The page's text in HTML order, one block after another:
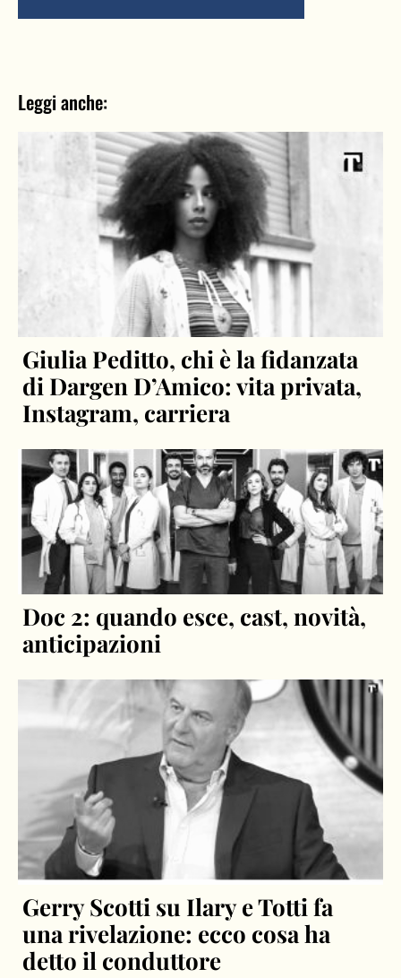
Leggi anche:
Giulia Peditto, chi è la fidanzata
di Dargen D’Amico: vita privata,
Instagram, carriera
Doc 2: quando esce, cast, novità,
anticipazioni
Gerry Scotti su Ilary e Totti fa
una rivelazione: ecco cosa ha
detto il conduttore